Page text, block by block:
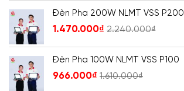
Đèn Pha 200W NLMT VSS P200
1.470.000₫ 2.240.000₫
Đèn Pha 100W NLMT VSS P100
966.000₫ 1.610.000₫